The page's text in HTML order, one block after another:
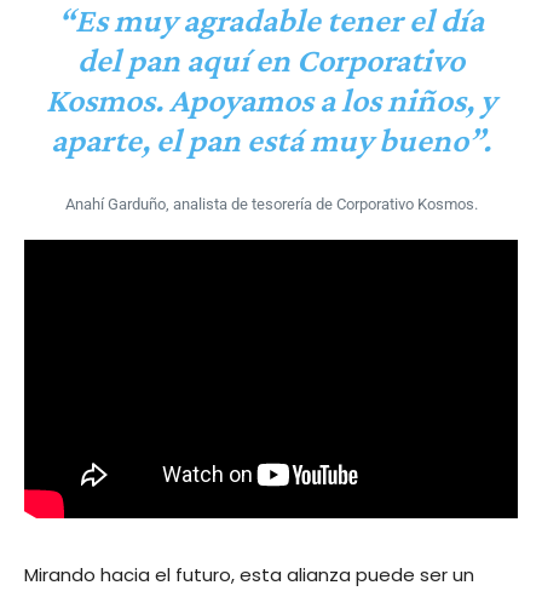
“Es muy agradable tener el día
del pan aquí en Corporativo
Kosmos. Apoyamos a los niños, y
aparte, el pan está muy bueno”.
Anahí Garduño, analista de tesorería de Corporativo Kosmos.
Mirando hacia el futuro, esta alianza puede ser un